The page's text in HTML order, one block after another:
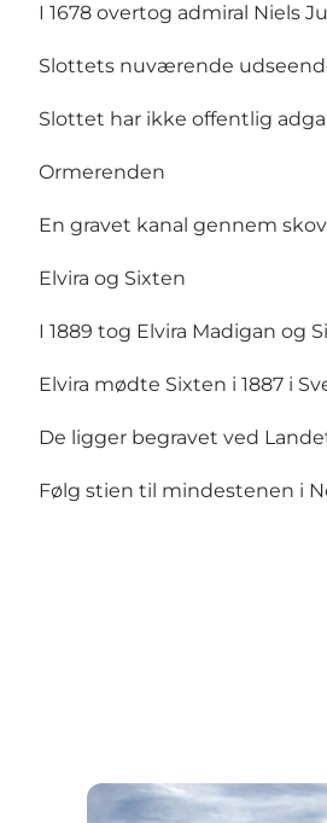
I 1678 overtog admiral Niels
Slottets nuværende
Slottet har ikke offentlig
Ormerenden
En gravet kanal gennem
Elvira og Sixten
I 1889 tog Elvira Madigan og
Elvira mødte Sixten i 1887 i
De ligger begravet ved
Følg stien til mindestenen i
Svendborgsundbroen